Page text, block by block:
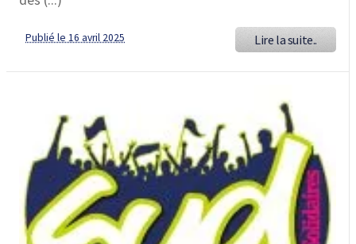
Publié le 16 avril 2025 Lire la suite..